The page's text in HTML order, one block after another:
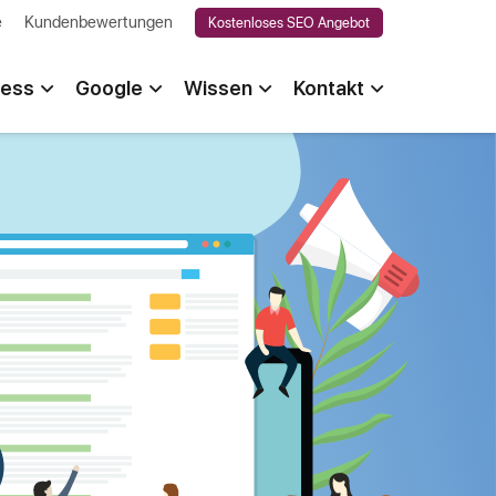
Kundenbewertungen Kostenloses SEO Angebot
Google Wissen Kontakt